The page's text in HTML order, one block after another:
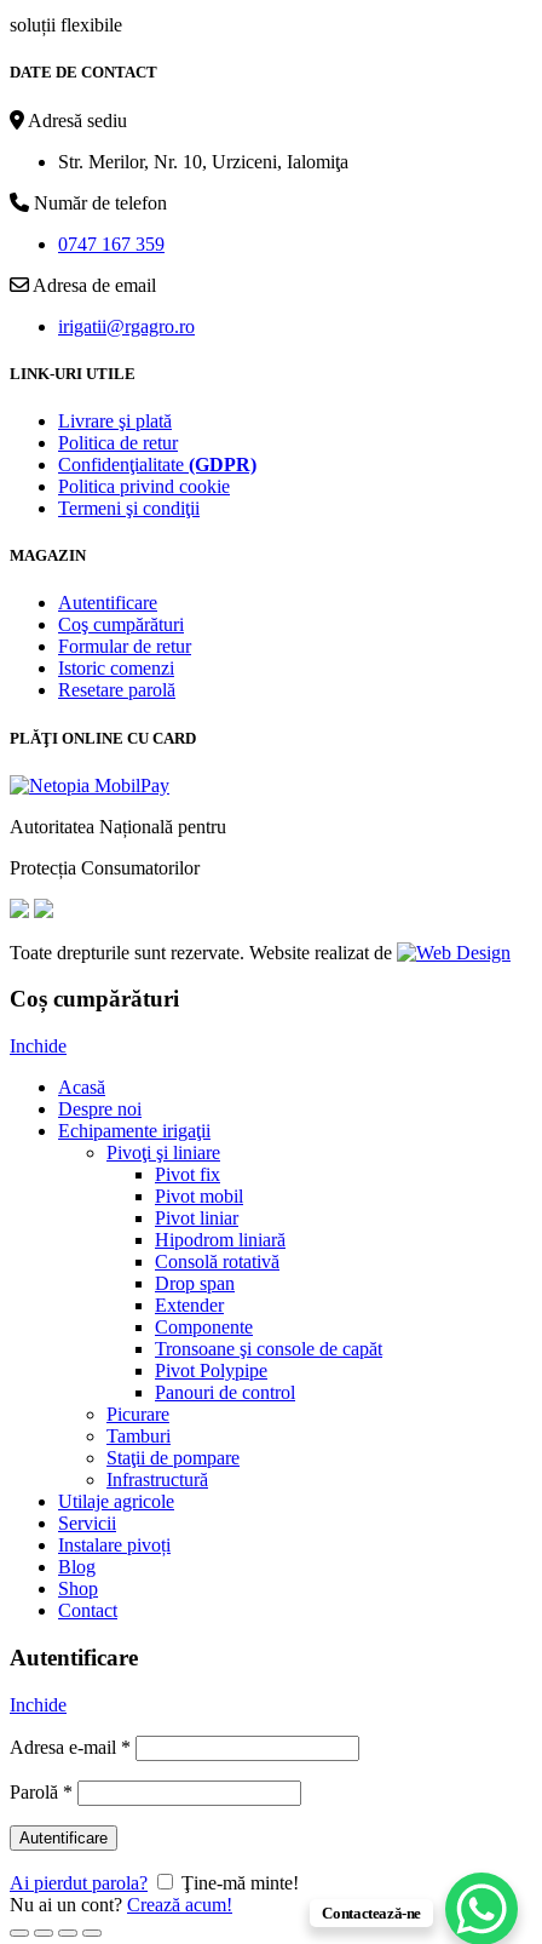
soluții flexibile
DATE DE CONTACT
Adresă sediu
Str. Merilor, Nr. 10, Urziceni, Ialomiţa
Număr de telefon
0747 167 359
Adresa de email
irigatii@rgagro.ro
LINK-URI UTILE
Livrare şi plată
Politica de retur
Confidenţialitate (GDPR)
Politica privind cookie
Termeni şi condiţii
MAGAZIN
Autentificare
Coş cumpărături
Formular de retur
Istoric comenzi
Resetare parolă
PLĂŢI ONLINE CU CARD
Autoritatea Națională pentru
Protecția Consumatorilor
Toate drepturile sunt rezervate. Website realizat de
Coș cumpărături
Inchide
Contactează-ne
Acasă
Despre noi
Echipamente irigaţii
Pivoţi şi liniare
Pivot fix
Pivot mobil
Pivot liniar
Hipodrom liniară
Consolă rotativă
Drop span
Extender
Componente
Tronsoane şi console de capăt
Pivot Polypipe
Panouri de control
Picurare
Tamburi
Staţii de pompare
Infrastructură
Utilaje agricole
Servicii
Instalare pivoți
Blog
Shop
Contact
Autentificare
Inchide
Adresa e-mail *
Parolă *
Autentificare
Ai pierdut parola?
Ţine-mă minte!
Nu ai un cont? Crează acum!